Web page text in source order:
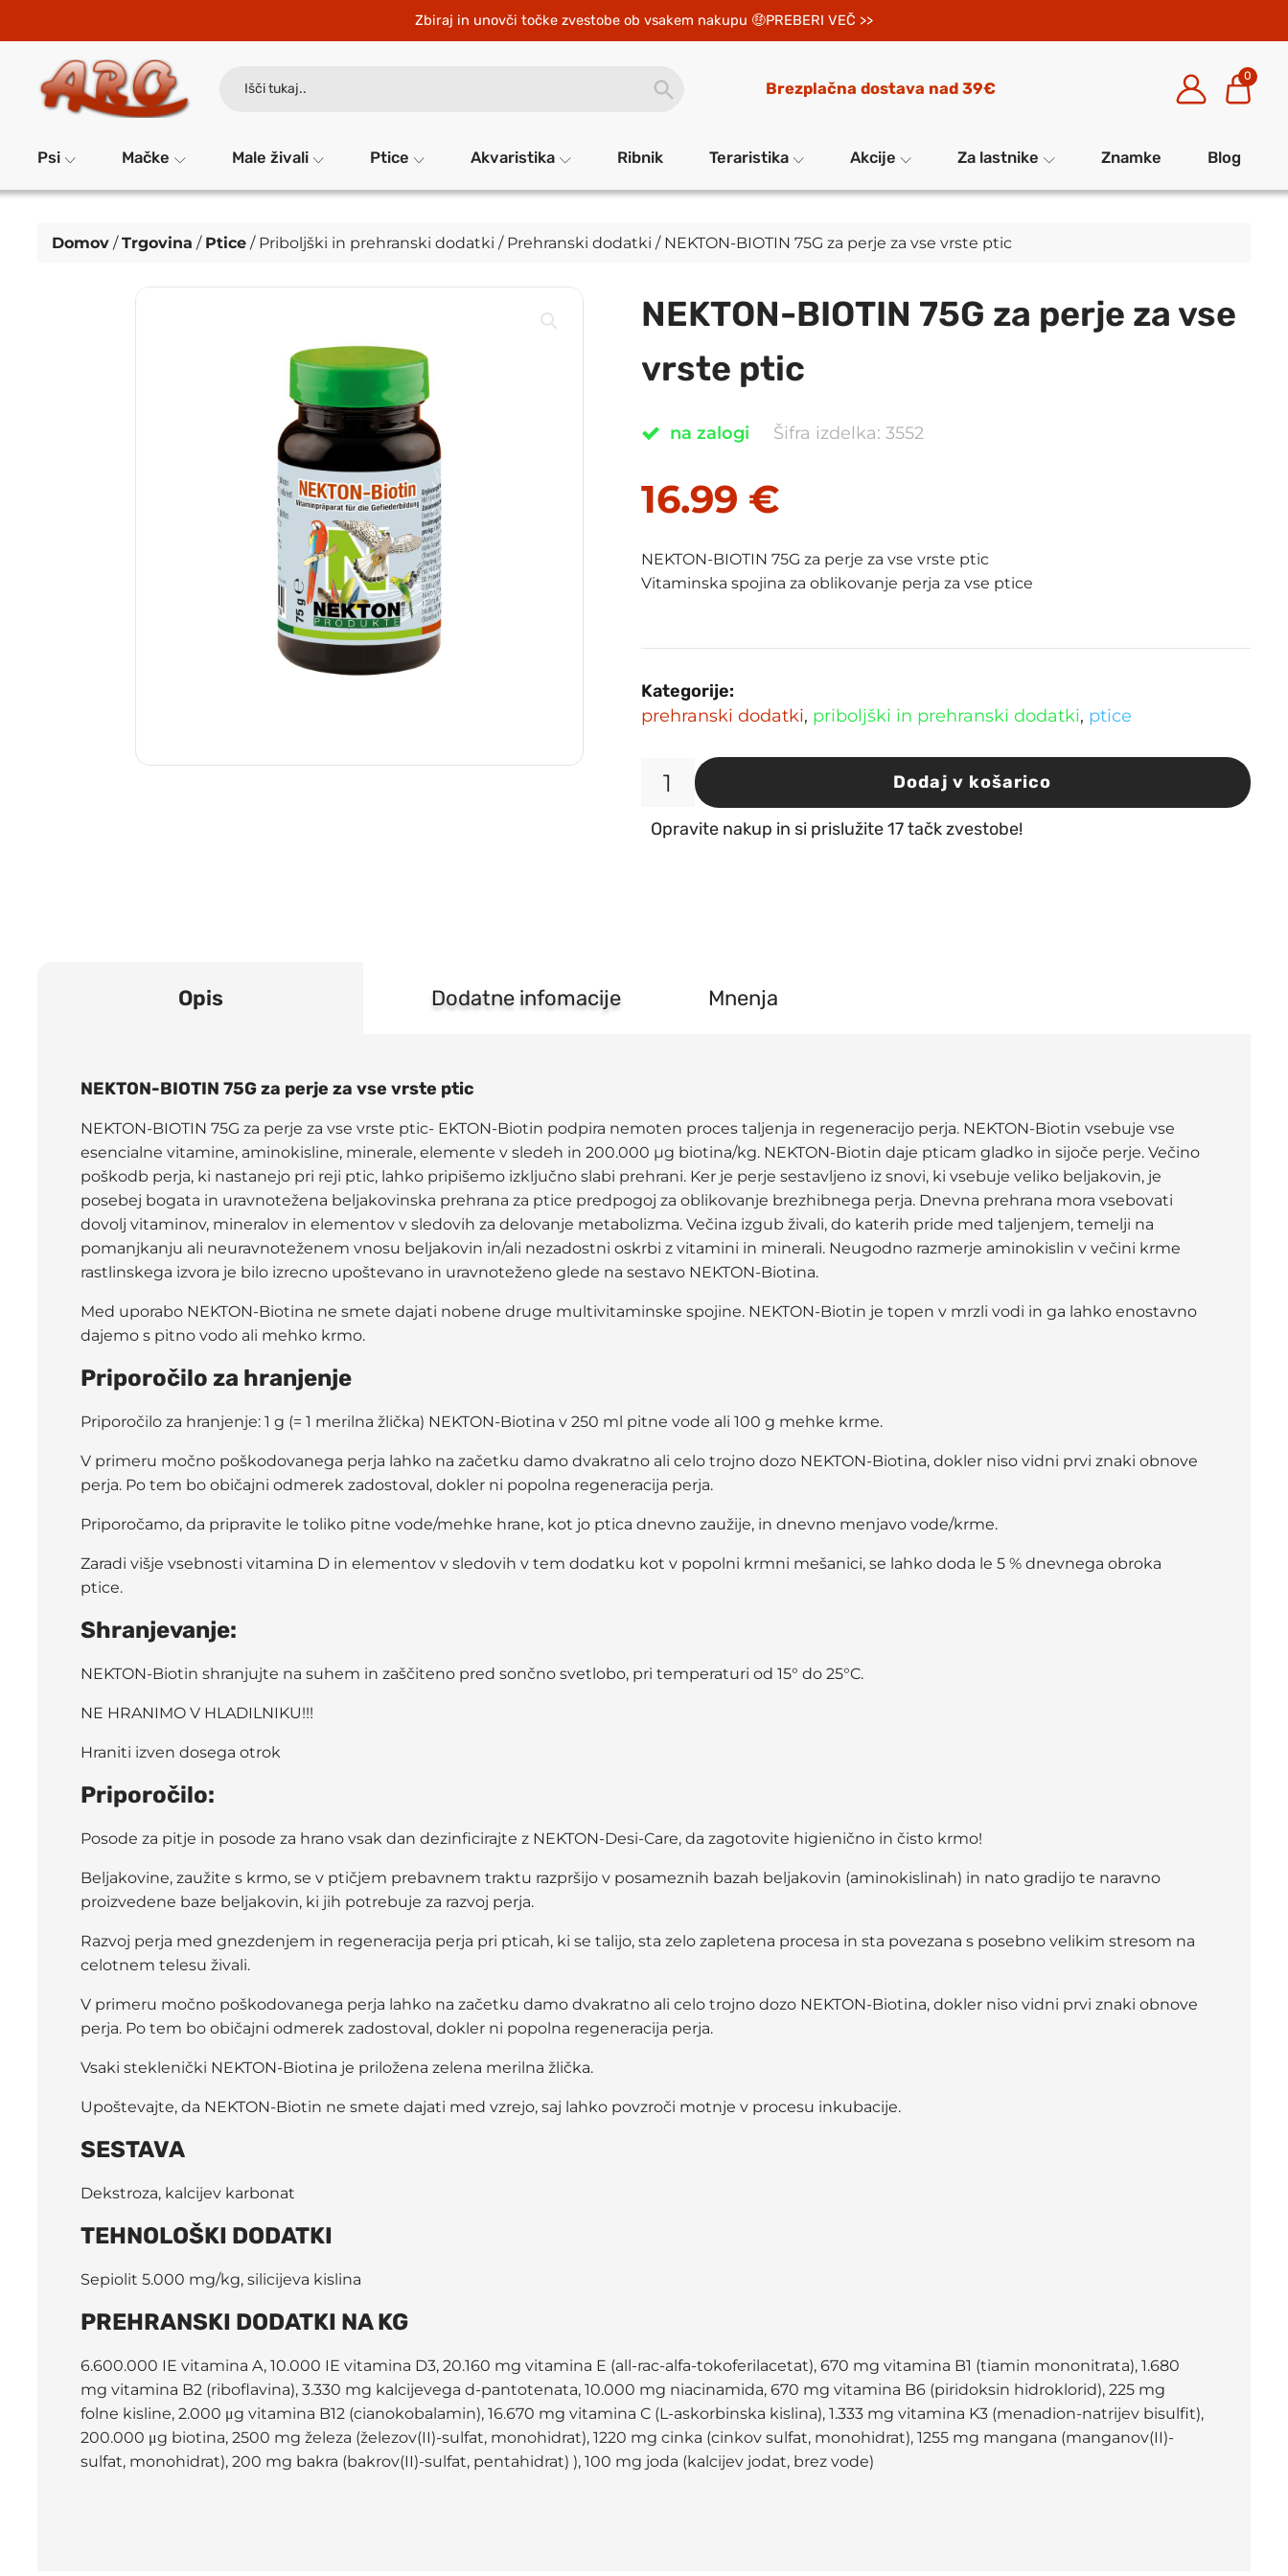
Zbiraj in unovči točke zvestobe ob vsakem nakupu PREBERI VEČ >>
BUTTON
Brezplačna dostava nad 39€
0
Psi Mačke Male živali Ptice Akvaristika Ribnik Teraristika Akcije Za lastnike Znamke Blog
Domov /Trgovina / Ptice / Priboljški in prehranski dodatki / Prehranski dodatki / NEKTON-BIOTIN 75G za perje za vse vrste ptic
NEKTON-BIOTIN 75G za perje za vse
vrste ptic
na zalogi Šifra izdelka: 3552
16.99 €
NEKTON-BIOTIN 75G za perje za vse vrste ptic
Vitaminska spojina za oblikovanje perja za vse ptice
Kategorije:
prehranski dodatki, priboljški in prehranski dodatki, ptice
75G
Dodaj v košarico
Opravite nakup in si prislužite 17 tačk zvestobe!
Opis Dodatne infomacije Mnenja
NEKTON-BIOTIN 75G za perje za vse vrste ptic
NEKTON-BIOTIN 75G za perje za vse vrste ptic- EKTON-Biotin podpira nemoten proces taljenja in regeneracijo perja. NEKTON-Biotin vsebuje vse
esencialne vitamine, aminokisline, minerale, elemente v sledeh in 200.000 µg biotina/kg. NEKTON-Biotin daje pticam gladko in sijoče perje. Večino
poškodb perja, ki nastanejo pri reji ptic, lahko pripišemo izključno slabi prehrani. Ker je perje sestavljeno iz snovi, ki vsebuje veliko beljakovin, je
posebej bogata in uravnotežena beljakovinska prehrana za ptice predpogoj za oblikovanje brezhibnega perja. Dnevna prehrana mora vsebovati
dovolj vitaminov, mineralov in elementov v sledovih za delovanje metabolizma. Večina izgub živali, do katerih pride med taljenjem, temelji na
pomanjkanju ali neuravnoteženem vnosu beljakovin in/ali nezadostni oskrbi z vitamini in minerali. Neugodno razmerje aminokislin v večini krme
rastlinskega izvora je bilo izrecno upoštevano in uravnoteženo glede na sestavo NEKTON-Biotina.
Med uporabo NEKTON-Biotina ne smete dajati nobene druge multivitaminske spojine. NEKTON-Biotin je topen v mrzli vodi in ga lahko enostavno
dajemo s pitno vodo ali mehko krmo.
Priporočilo za hranjenje
Priporočilo za hranjenje: 1 g (= 1 merilna žlička) NEKTON-Biotina v 250 ml pitne vode ali 100 g mehke krme.
V primeru močno poškodovanega perja lahko na začetku damo dvakratno ali celo trojno dozo NEKTON-Biotina, dokler niso vidni prvi znaki obnove
perja. Po tem bo običajni odmerek zadostoval, dokler ni popolna regeneracija perja.
Priporočamo, da pripravite le toliko pitne vode/mehke hrane, kot jo ptica dnevno zaužije, in dnevno menjavo vode/krme.
Zaradi višje vsebnosti vitamina D in elementov v sledovih v tem dodatku kot v popolni krmni mešanici, se lahko doda le 5 % dnevnega obroka
ptice.
Shranjevanje:
NEKTON-Biotin shranjujte na suhem in zaščiteno pred sončno svetlobo, pri temperaturi od 15° do 25°C.
NE HRANIMO V HLADILNIKU!!!
Hraniti izven dosega otrok
Priporočilo:
Posode za pitje in posode za hrano vsak dan dezinficirajte z NEKTON-Desi-Care, da zagotovite higienično in čisto krmo!
Beljakovine, zaužite s krmo, se v ptičjem prebavnem traktu razpršijo v posameznih bazah beljakovin (aminokislinah) in nato gradijo te naravno
proizvedene baze beljakovin, ki jih potrebuje za razvoj perja.
Razvoj perja med gnezdenjem in regeneracija perja pri pticah, ki se talijo, sta zelo zapletena procesa in sta povezana s posebno velikim stresom na
celotnem telesu živali.
V primeru močno poškodovanega perja lahko na začetku damo dvakratno ali celo trojno dozo NEKTON-Biotina, dokler niso vidni prvi znaki obnove
perja. Po tem bo običajni odmerek zadostoval, dokler ni popolna regeneracija perja.
Vsaki steklenički NEKTON-Biotina je priložena zelena merilna žlička.
Upoštevajte, da NEKTON-Biotin ne smete dajati med vzrejo, saj lahko povzroči motnje v procesu inkubacije.
SESTAVA
Dekstroza, kalcijev karbonat
TEHNOLOŠKI DODATKI
Sepiolit 5.000 mg/kg, silicijeva kislina
PREHRANSKI DODATKI NA KG
6.600.000 IE vitamina A, 10.000 IE vitamina D3, 20.160 mg vitamina E (all-rac-alfa-tokoferilacetat), 670 mg vitamina B1 (tiamin mononitrata), 1.680
mg vitamina B2 (riboflavina), 3.330 mg kalcijevega d-pantotenata, 10.000 mg niacinamida, 670 mg vitamina B6 (piridoksin hidroklorid), 225 mg
folne kisline, 2.000 μg vitamina B12 (cianokobalamin), 16.670 mg vitamina C (L-askorbinska kislina), 1.333 mg vitamina K3 (menadion-natrijev bisulfit),
200.000 μg biotina, 2500 mg železa (železov(II)-sulfat, monohidrat), 1220 mg cinka (cinkov sulfat, monohidrat), 1255 mg mangana (manganov(II)-
sulfat, monohidrat), 200 mg bakra (bakrov(II)-sulfat, pentahidrat) ), 100 mg joda (kalcijev jodat, brez vode)